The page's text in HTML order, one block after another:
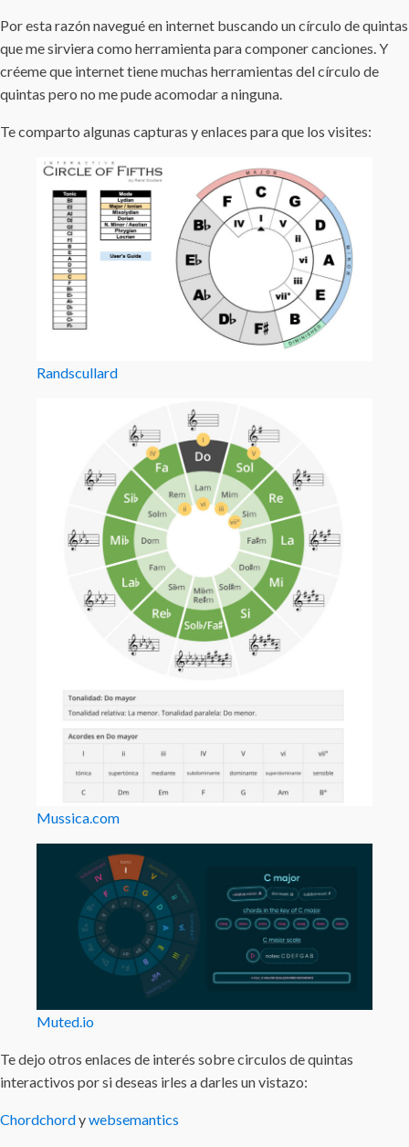
Por esta razón navegué en internet buscando un círculo de quintas
que me sirviera como herramienta para componer canciones. Y
créeme que internet tiene muchas herramientas del círculo de
quintas pero no me pude acomodar a ninguna.
Te comparto algunas capturas y enlaces para que los visites:
Randscullard
Mussica.com
Muted.io
Te dejo otros enlaces de interés sobre circulos de quintas
interactivos por si deseas irles a darles un vistazo:
Chordchordywebsemantics